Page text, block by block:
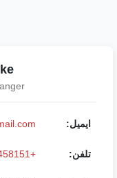
ایمیل:
تلفن: +8615751458151